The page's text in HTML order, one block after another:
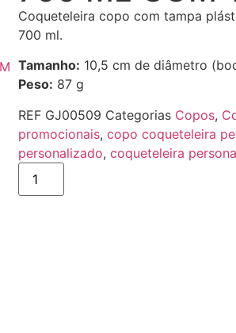
Coqueteleira copo com tampa
700 ml.
Tamanho: 10,5 cm de diâmetro
Peso: 87 g
REF GJ00509 Categorias Copos,
promocionais,copo coqueteleira
personalizado,coqueteleira